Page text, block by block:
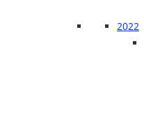
2022